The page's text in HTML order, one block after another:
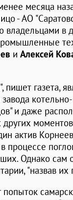
месяца
- АО
владельцами
и Алексей
газета,
и даже
актив
в процессе
Однако сам
"назвав